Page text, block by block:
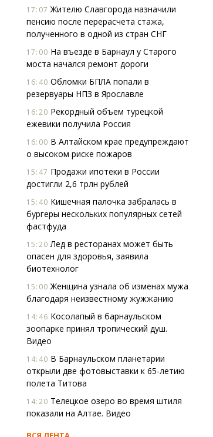
17:07 Жителю Славгорода назначили
пенсию после перерасчета стажа,
полученного в одной из стран СНГ
17:00 На въезде в Барнаул у Старого
моста начался ремонт дороги
16:40 Обломки БПЛА попали в
резервуары НПЗ в Ярославле
16:20 Рекордный объем турецкой
ежевики получила Россия
16:00 В Алтайском крае предупреждают
о высоком риске пожаров
15:47 Продажи ипотеки в России
достигли 2,6 трлн рублей
15:40 Кишечная палочка забралась в
бургеры нескольких популярных сетей
фастфуда
15:20 Лед в ресторанах может быть
опасен для здоровья, заявила
биотехнолог
15:00 Женщина узнала об изменах мужа
благодаря неизвестному жужжанию
14:46 Косолапый в барнаульском
зоопарке принял тропический душ.
Видео
14:40 В Барнаульском планетарии
открыли две фотовыставки к 65-летию
полета Титова
14:20 Телецкое озеро во время штиля
показали на Алтае. Видео